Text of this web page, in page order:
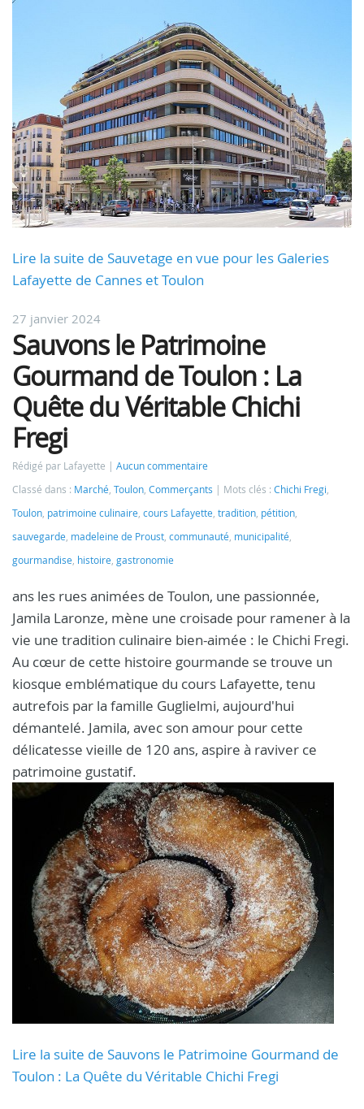
Lire la suite de Sauvetage en vue pour les Galeries
Lafayette de Cannes et Toulon
27 janvier 2024
Sauvons le Patrimoine
Gourmand de Toulon : La
Quête du Véritable Chichi
Fregi
Rédigé par Lafayette
Aucun commentaire
Classé dans : Marché, Toulon, Commerçants Mots clés : Chichi Fregi,
Toulon, patrimoine culinaire, cours Lafayette, tradition, pétition,
sauvegarde, madeleine de Proust, communauté, municipalité,
gourmandise, histoire, gastronomie
ans les rues animées de Toulon, une passionnée,
Jamila Laronze, mène une croisade pour ramener à la
vie une tradition culinaire bien-aimée : le Chichi Fregi.
Au cœur de cette histoire gourmande se trouve un
kiosque emblématique du cours Lafayette, tenu
autrefois par la famille Guglielmi, aujourd'hui
démantelé. Jamila, avec son amour pour cette
délicatesse vieille de 120 ans, aspire à raviver ce
patrimoine gustatif.
Lire la suite de Sauvons le Patrimoine Gourmand de
Toulon : La Quête du Véritable Chichi Fregi